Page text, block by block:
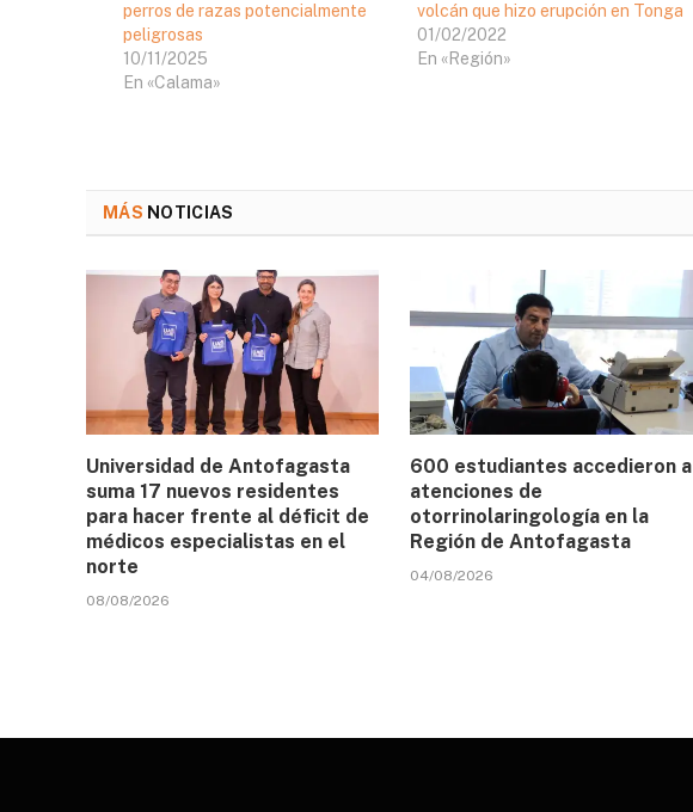
perros de razas potencialmente
peligrosas
10/11/2025
En «Calama»
volcán que hizo erupción en Tonga
01/02/2022
En «Región»
MÁS NOTICIAS
Universidad de Antofagasta
suma 17 nuevos residentes
para hacer frente al déficit de
médicos especialistas en el
norte
08/08/2026
600 estudiantes accedieron a
atenciones de
otorrinolaringología en la
Región de Antofagasta
04/08/2026